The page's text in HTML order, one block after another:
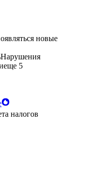
новые
Нарушения
еще 5
налогов